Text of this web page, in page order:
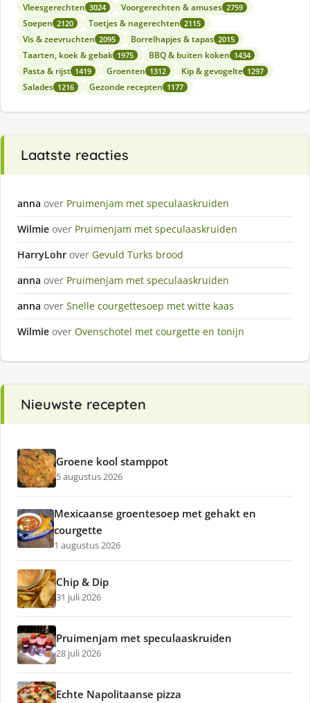
Vleesgerechten 3024 Voorgerechten & amuses 2759
Soepen 2120 Toetjes & nagerechten 2115
Vis & zeevruchten 2095 Borrelhapjes & tapas 2015
Taarten, koek & gebak 1975 BBQ & buiten koken 1434
Pasta & rijst 1419 Groenten 1312 Kip & gevogelte 1297
Salades 1216 Gezonde recepten 1177
Laatste reacties
anna over Pruimenjam met speculaaskruiden
Wilmie over Pruimenjam met speculaaskruiden
HarryLohr over Gevuld Turks brood
anna over Pruimenjam met speculaaskruiden
anna over Snelle courgettesoep met witte kaas
Wilmie over Ovenschotel met courgette en tonijn
Nieuwste recepten
Groene kool stamppot
5 augustus 2026
Mexicaanse groentesoep met gehakt en
courgette
1 augustus 2026
Chip & Dip
31 juli 2026
Pruimenjam met speculaaskruiden
28 juli 2026
Echte Napolitaanse pizza